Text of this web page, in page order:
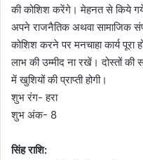
की कोशिश करेंगे। मेहनत से किये
अपने राजनैतिक अथवा सामाजिक
कोशिश करने पर मनचाहा कार्य
लाभ की उम्मीद ना रखें। दोस्तों
में खुशियों की प्राप्ती होगी।
शुभ रंग- हरा
शुभ अंक- 8
सिंह राशि: